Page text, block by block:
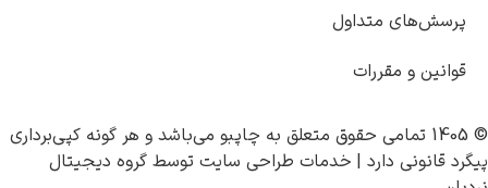
چاپبومی‌باشد و هر گونه کپی‌برداری
|خدمات طراحی سایتتوسطگروه دیجیتال